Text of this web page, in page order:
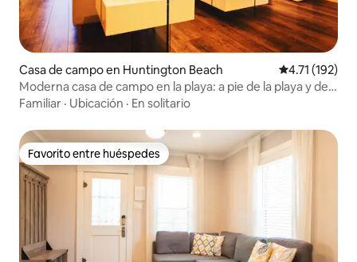
Casa de campo en Huntington Beach Calificación
4.71 (192)
Moderna casa de campo en la playa: a pie de la playa y del
centro de la ciudad
Familiar · Ubicación · En solitario
Favorito entre huéspedes
Favorito entre huéspedes